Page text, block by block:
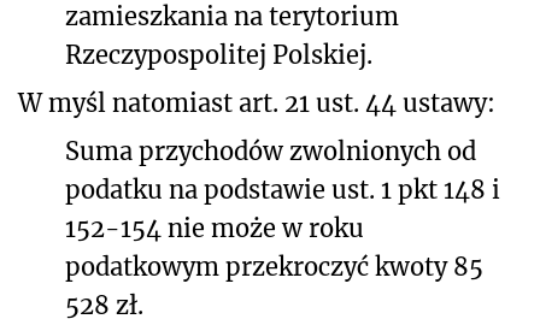
zamieszkania na terytorium
Rzeczypospolitej Polskiej.
W myśl natomiast art. 21 ust. 44 ustawy:
Suma przychodów zwolnionych od
podatku na podstawie ust. 1 pkt 148 i
152-154 nie może w roku
podatkowym przekroczyć kwoty 85
528 zł.